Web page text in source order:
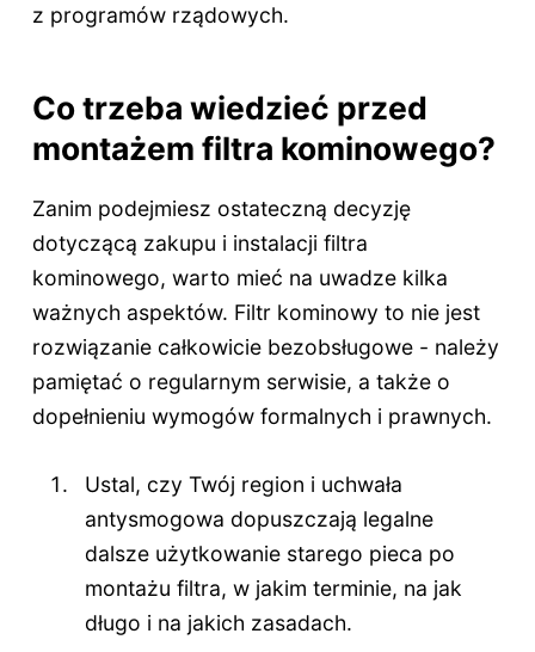
z programów rządowych.
Co trzeba wiedzieć przed
montażem filtra kominowego?
Zanim podejmiesz ostateczną decyzję
dotyczącą zakupu i instalacji filtra
kominowego, warto mieć na uwadze kilka
ważnych aspektów. Filtr kominowy to nie jest
rozwiązanie całkowicie bezobsługowe - należy
pamiętać o regularnym serwisie, a także o
dopełnieniu wymogów formalnych i prawnych.
Ustal, czy Twój region i uchwała
antysmogowa dopuszczają legalne
dalsze użytkowanie starego pieca po
montażu filtra, w jakim terminie, na jak
długo i na jakich zasadach.